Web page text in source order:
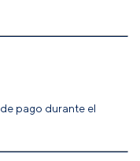
pago durante el